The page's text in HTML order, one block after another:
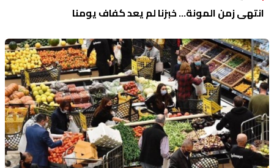
انتهى زمن المونة... خبزنا لم يعد كفاف يومنا